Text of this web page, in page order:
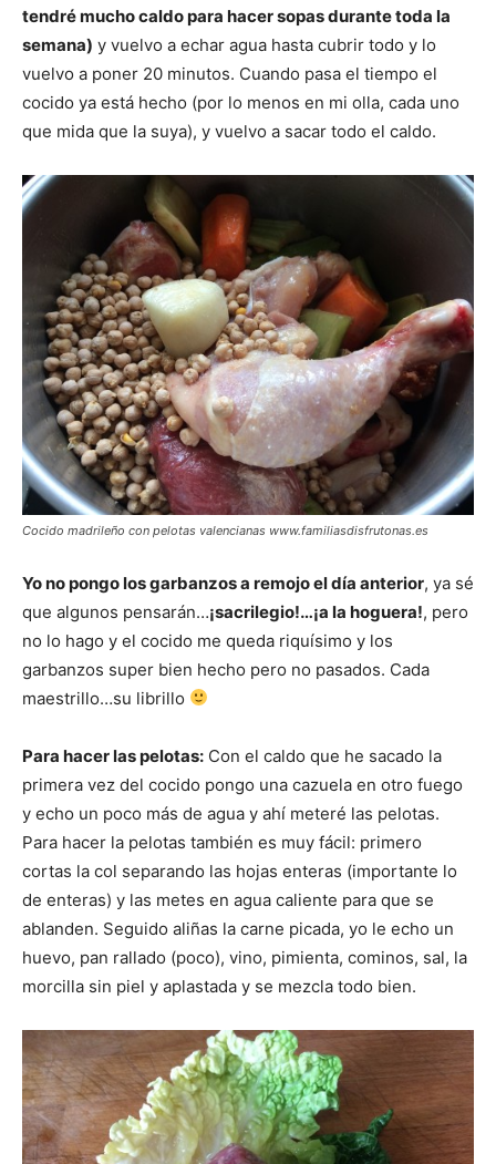
tendré mucho caldo para hacer sopas durante toda la
semana) y vuelvo a echar agua hasta cubrir todo y lo
vuelvo a poner 20 minutos. Cuando pasa el tiempo el
cocido ya está hecho (por lo menos en mi olla, cada uno
que mida que la suya), y vuelvo a sacar todo el caldo.
Cocido madrileño con pelotas valencianas www.familiasdisfrutonas.es
Yo no pongo los garbanzos a remojo el día anterior, ya sé
que algunos pensarán…¡sacrilegio!…¡a la hoguera!, pero
no lo hago y el cocido me queda riquísimo y los
garbanzos super bien hecho pero no pasados. Cada
maestrillo…su librillo
Para hacer las pelotas: Con el caldo que he sacado la
primera vez del cocido pongo una cazuela en otro fuego
y echo un poco más de agua y ahí meteré las pelotas.
Para hacer la pelotas también es muy fácil: primero
cortas la col separando las hojas enteras (importante lo
de enteras) y las metes en agua caliente para que se
ablanden. Seguido aliñas la carne picada, yo le echo un
huevo, pan rallado (poco), vino, pimienta, cominos, sal, la
morcilla sin piel y aplastada y se mezcla todo bien.